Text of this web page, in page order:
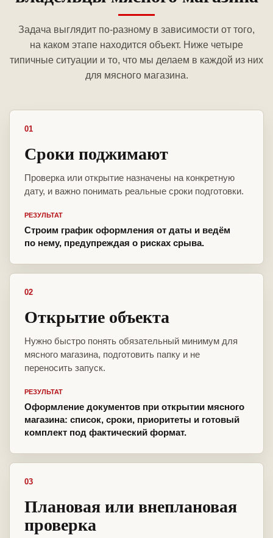
Задача выглядит по-разному в зависимости от того,
на каком этапе находится объект. Ниже четыре
типичные ситуации и то, что мы делаем в каждой из них
для мясного магазина.
01
Сроки поджимают
Проверка или открытие назначены на конкретную
дату, и важно понимать реальные сроки подготовки.
РЕЗУЛЬТАТ
Строим график оформления от даты и ведём
по нему, предупреждая о рисках срыва.
02
Открытие объекта
Нужно быстро понять обязательный минимум для
мясного магазина, подготовить папку и не
переносить запуск.
РЕЗУЛЬТАТ
Оформление документов при открытии мясного
магазина: список, сроки, приоритеты и готовый
комплект под фактический формат.
03
Плановая или внеплановая
проверка